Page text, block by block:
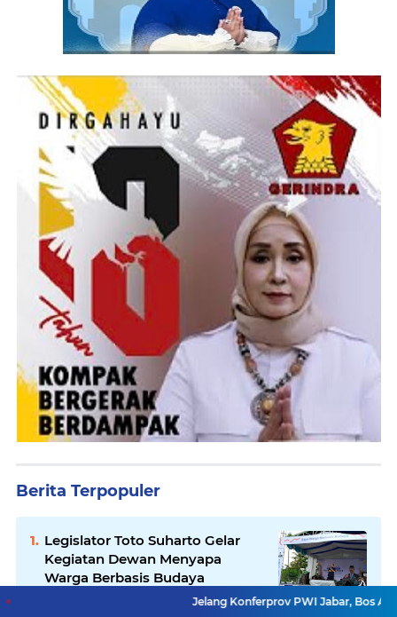
Berita Terpopuler
Legislator Toto Suharto Gelar
Kegiatan Dewan Menyapa
Warga Berbasis Budaya
Jelang Konferprov PWI Jabar, Bos Ayo Media